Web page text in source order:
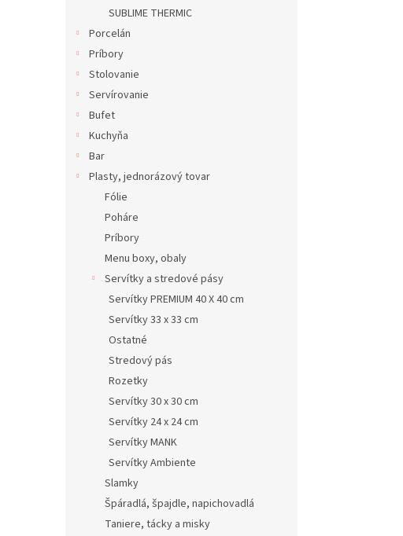
SUBLIME THERMIC
Porcelán
Príbory
Stolovanie
Servírovanie
Bufet
Kuchyňa
Bar
Plasty, jednorázový tovar
Fólie
Poháre
Príbory
Menu boxy, obaly
Servítky a stredové pásy
Servítky PREMIUM 40 X 40 cm
Servítky 33 x 33 cm
Ostatné
Stredový pás
Rozetky
Servítky 30 x 30 cm
Servítky 24 x 24 cm
Servítky MANK
Servítky Ambiente
Slamky
Špáradlá, špajdle, napichovadlá
Taniere, tácky a misky